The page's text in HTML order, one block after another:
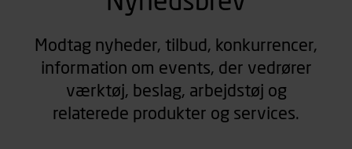
Modtag nyheder, tilbud, konkurrencer,
information om events, der vedrører
værktøj, beslag, arbejdstøj og
relaterede produkter og services.